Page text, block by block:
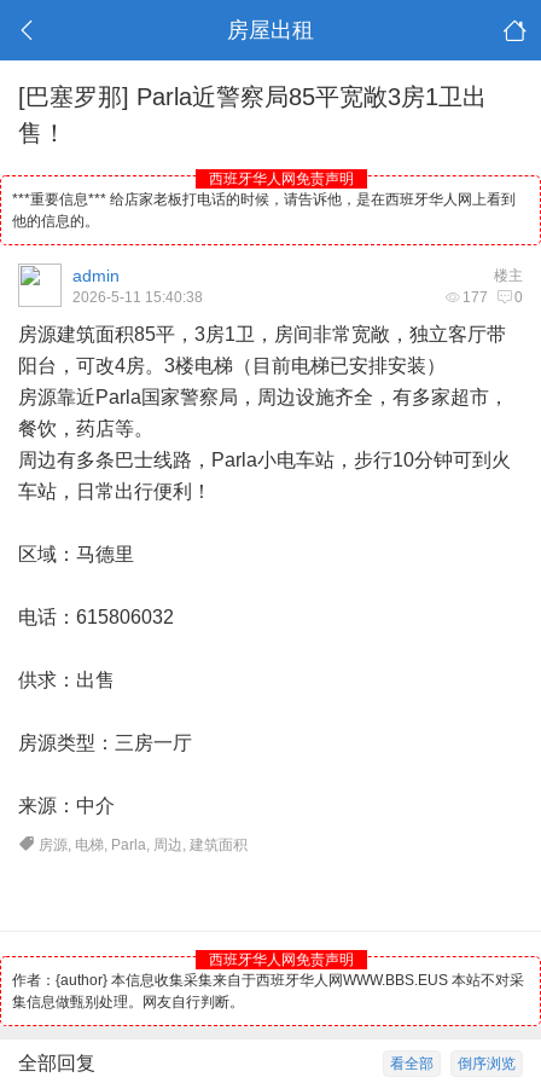
房屋出租
[巴塞罗那] Parla近警察局85平宽敞3房1卫出
售！
西班牙华人网免责声明
***重要信息*** 给店家老板打电话的时候，请告诉他，是在西班牙华人网上看到
他的信息的。
楼主
admin
177 0
2026-5-11 15:40:38
房源建筑面积85平，3房1卫，房间非常宽敞，独立客厅带
阳台，可改4房。3楼电梯（目前电梯已安排安装）
房源靠近Parla国家警察局，周边设施齐全，有多家超市，
餐饮，药店等。
周边有多条巴士线路，Parla小电车站，步行10分钟可到火
车站，日常出行便利！
区域： 马德里
电话：615806032
供求：出售
房源类型：三房一厅
来源：中介
房源, 电梯, Parla, 周边 ,建筑面积
西班牙华人网免责声明
作者：{author} 本信息收集采集来自于西班牙华人网WWW.BBS.EUS 本站不对采
集信息做甄别处理。网友自行判断。
倒序浏览
看全部
全部回复